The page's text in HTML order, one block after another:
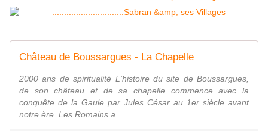
Château de Boussargues - La Chapelle
2000 ans de spiritualité L'histoire du site de Boussargues,
de son château et de sa chapelle commence avec la
conquête de la Gaule par Jules César au 1er siècle avant
notre ère. Les Romains a...